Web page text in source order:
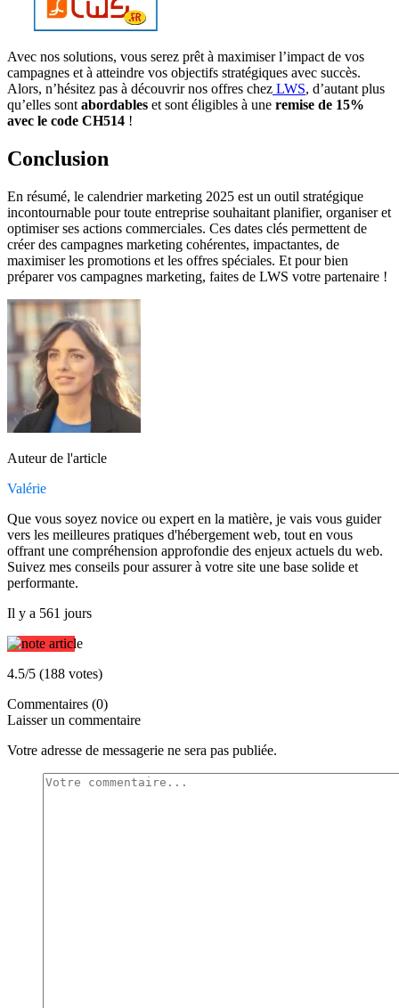
Avec nos solutions, vous serez prêt à maximiser l’impact de vos
campagnes et à atteindre vos objectifs stratégiques avec succès.
Alors, n’hésitez pas à découvrir nos offres chez LWS, d’autant plus
qu’elles sont abordables et sont éligibles à une remise de 15%
avec le code CH514 !
Conclusion
En résumé, le calendrier marketing 2025 est un outil stratégique
incontournable pour toute entreprise souhaitant planifier, organiser et
optimiser ses actions commerciales. Ces dates clés permettent de
créer des campagnes marketing cohérentes, impactantes, de
maximiser les promotions et les offres spéciales. Et pour bien
préparer vos campagnes marketing, faites de LWS votre partenaire !
Auteur de l'article
Valérie
Que vous soyez novice ou expert en la matière, je vais vous guider
vers les meilleures pratiques d'hébergement web, tout en vous
offrant une compréhension approfondie des enjeux actuels du web.
Suivez mes conseils pour assurer à votre site une base solide et
performante.
Il y a 561 jours
4.5/5 (188 votes)
Commentaires (0)
Laisser un commentaire
Votre adresse de messagerie ne sera pas publiée.